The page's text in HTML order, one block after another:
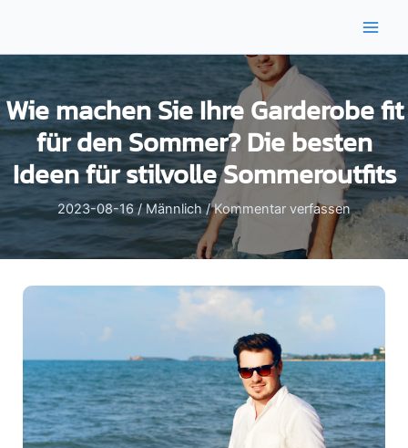
springen
Wie machen Sie Ihre Garderobe fit
für den Sommer? Die besten
Ideen für stilvolle Sommeroutfits
2023-08-16/Männlich/Kommentar verfassen